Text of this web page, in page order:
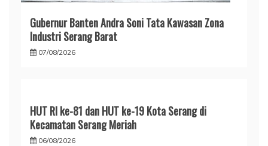
Gubernur Banten Andra Soni Tata Kawasan Zona
Industri Serang Barat
07/08/2026
HUT RI ke-81 dan HUT ke-19 Kota Serang di
Kecamatan Serang Meriah
06/08/2026